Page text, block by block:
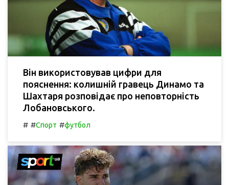
Він використовував цифри для
пояснення: колишній гравець Динамо та
Шахтаря розповідає про неповторність
Лобановського.
# #Спорт #футбол